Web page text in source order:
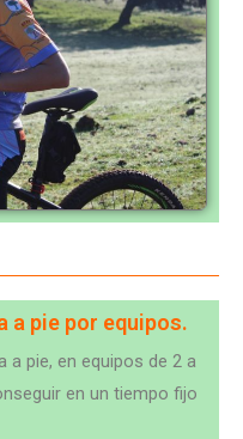
a pie por equipos.
a pie, en equipos de 2 a
en un tiempo fijo